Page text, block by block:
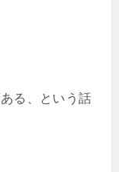
る、という話